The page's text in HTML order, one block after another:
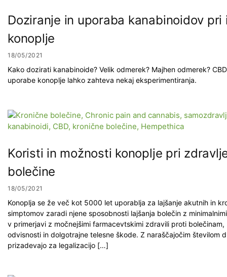
Doziranje in uporaba kanabinoidov pri
konoplje
18/05/2021
Kako dozirati kanabinoide? Velik odmerek? Majhen odmerek?
uporabe konoplje lahko zahteva nekaj eksperimentiranja.
Koristi in možnosti konoplje pri
bolečine
18/05/2021
Konoplja se že več kot 5000 let uporablja za lajšanje akutnih in
simptomov zaradi njene sposobnosti lajšanja bolečin z
v primerjavi z močnejšimi farmacevtskimi zdravili proti
odvisnosti in dolgotrajne telesne škode. Z naraščajočim številom
prizadevajo za legalizacijo […]